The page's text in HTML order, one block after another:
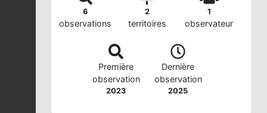
6
observations
2
territoires
1
observateur
Première
observation
2023
Dernière
observation
2025